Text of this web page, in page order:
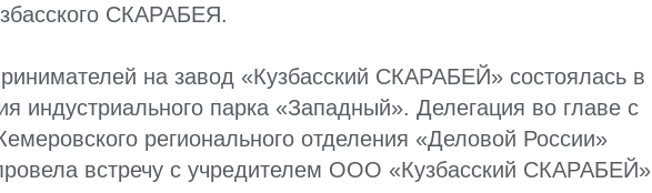
СКАРАБЕЯ.
на завод «Кузбасский СКАРАБЕЙ» состоялась в
индустриального парка «Западный». Делегация во главе с
регионального отделения «Деловой России»
встречу с учредителем ООО «Кузбасский СКАРАБЕЙ»